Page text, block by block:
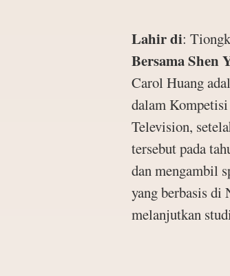
Lahir di:
Bersama Shen
Carol Huang
dalam
Television,
tersebut pada
dan mengambil
yang berbasis di
melanjutkan